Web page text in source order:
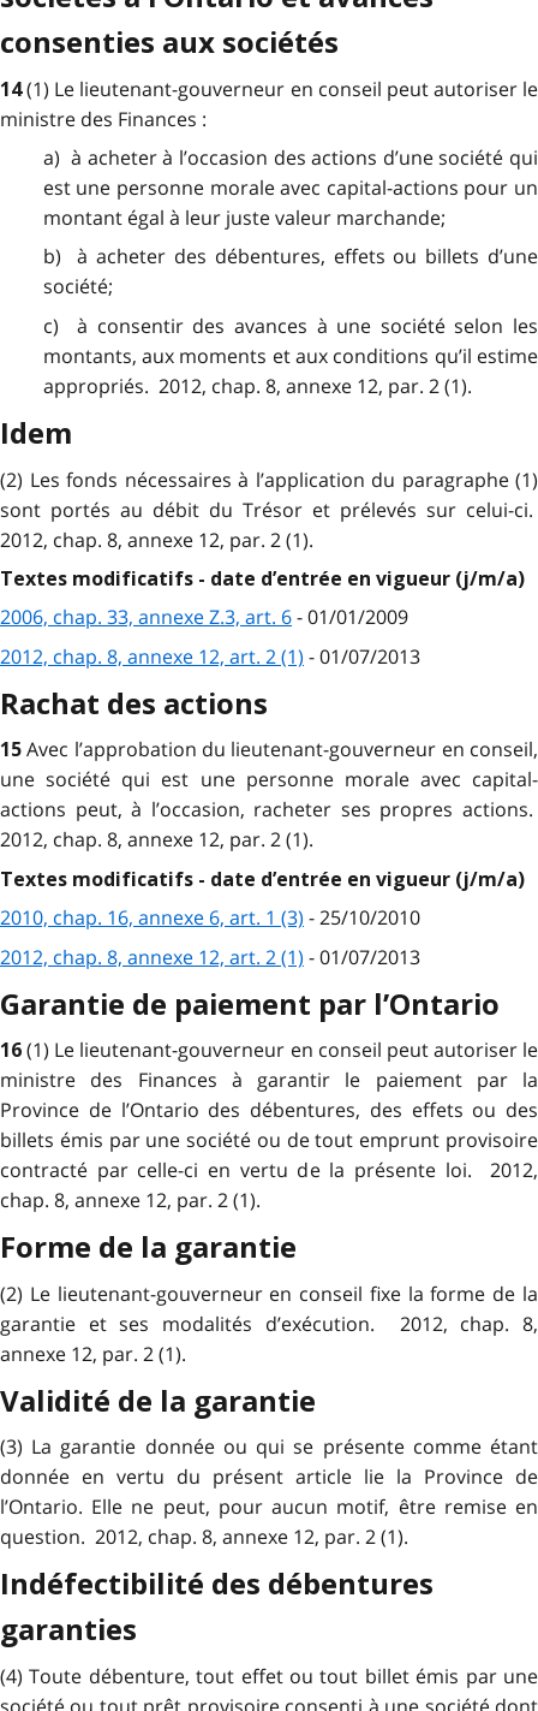
consenties aux sociétés
14(1) Le lieutenant-gouverneur en conseil peut autoriser le
ministre des Finances :
a) à acheter à l’occasion des actions d’une société qui
est une personne morale avec capital-actions pour un
montant égal à leur juste valeur marchande;
b) à acheter des débentures, effets ou billets d’une
société;
c) à consentir des avances à une société selon les
montants, aux moments et aux conditions qu’il estime
appropriés. 2012, chap. 8, annexe 12, par. 2 (1).
Idem
(2) Les fonds nécessaires à l’application du paragraphe (1)
sont portés au débit du Trésor et prélevés sur celui-ci.
2012, chap. 8, annexe 12, par. 2 (1).
Textes modificatifs - date d’entrée en vigueur (j/m/a)
2006, chap. 33, annexe Z.3, art. 6- 01/01/2009
2012, chap. 8, annexe 12, art. 2 (1) - 01/07/2013
Rachat des actions
15Avec l’approbation du lieutenant-gouverneur en conseil,
une société qui est une personne morale avec capital-
actions peut, à l’occasion, racheter ses propres actions.
2012, chap. 8, annexe 12, par. 2 (1).
Textes modificatifs - date d’entrée en vigueur (j/m/a)
2010, chap. 16, annexe 6, art. 1 (3) - 25/10/2010
2012, chap. 8, annexe 12, art. 2 (1) - 01/07/2013
Garantie de paiement par l’Ontario
16(1) Le lieutenant-gouverneur en conseil peut autoriser le
ministre des Finances à garantir le paiement par la
Province de l’Ontario des débentures, des effets ou des
billets émis par une société ou de tout emprunt provisoire
contracté par celle-ci en vertu de la présente loi. 2012,
chap. 8, annexe 12, par. 2 (1).
Forme de la garantie
(2) Le lieutenant-gouverneur en conseil fixe la forme de la
garantie et ses modalités d’exécution. 2012, chap. 8,
annexe 12, par. 2 (1).
Validité de la garantie
(3) La garantie donnée ou qui se présente comme étant
donnée en vertu du présent article lie la Province de
l’Ontario. Elle ne peut, pour aucun motif, être remise en
question. 2012, chap. 8, annexe 12, par. 2 (1).
Indéfectibilité des débentures
garanties
(4) Toute débenture, tout effet ou tout billet émis par une